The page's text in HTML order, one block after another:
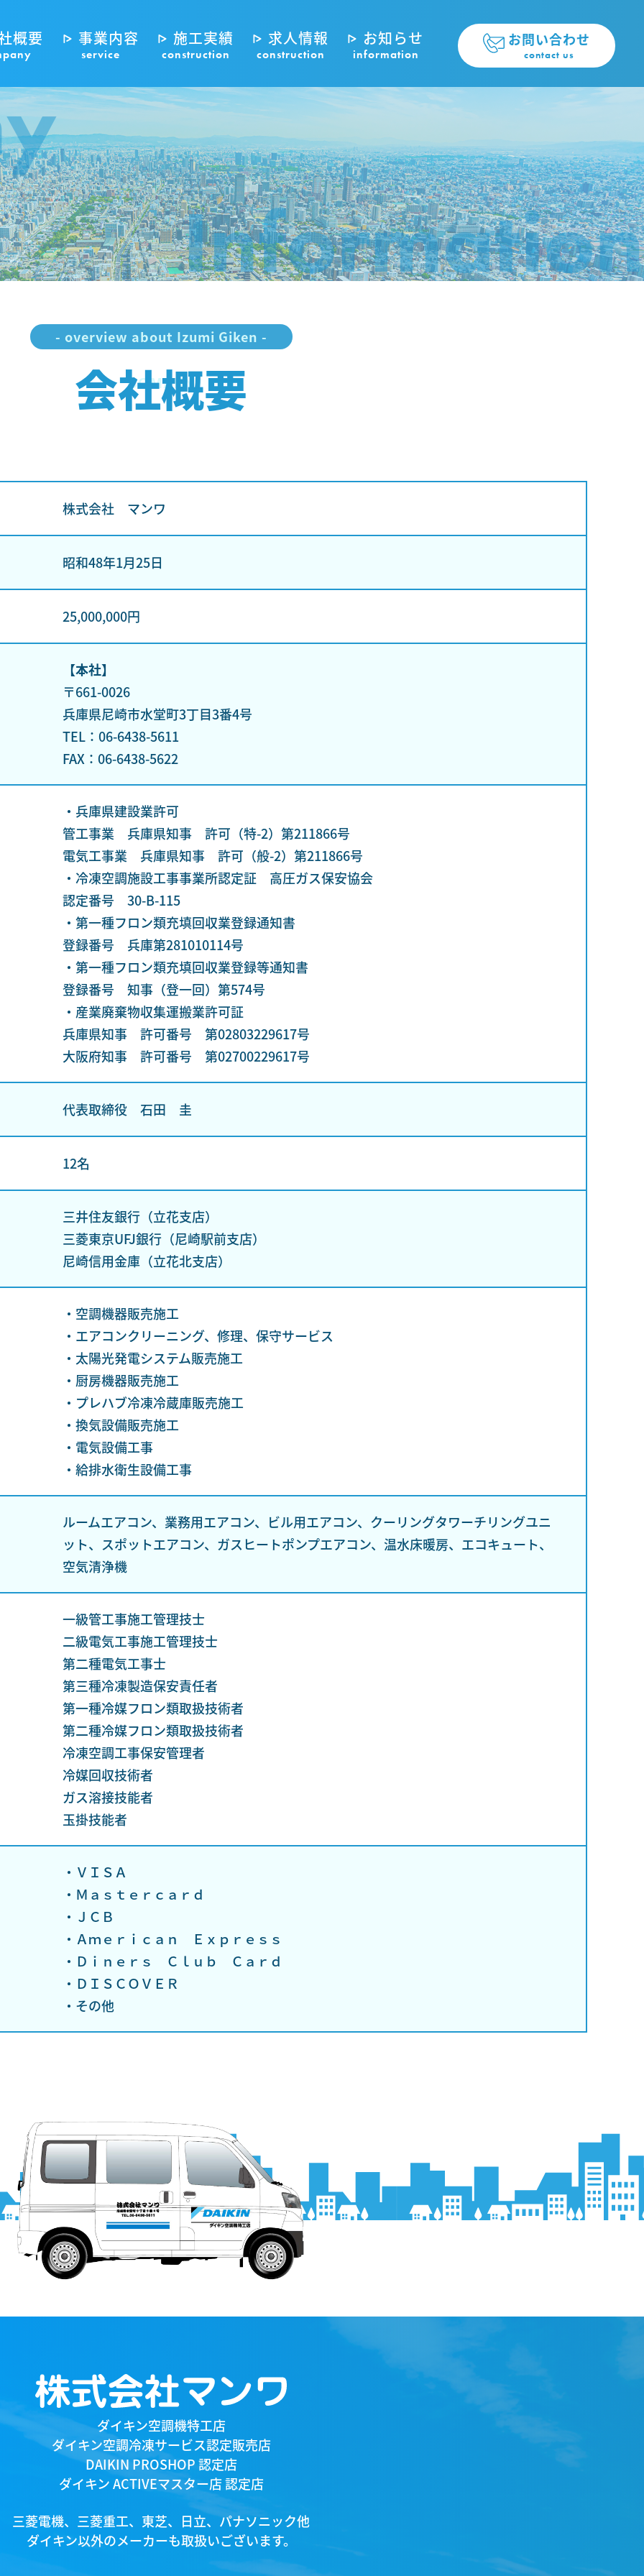
概要 事業内容
service
施工実績
construction
求人情報
construction
お知らせ
information
お問い合わせ
contact us
Information
- overview about Izumi Giken -
会社概要
COMANY
株式会社 マンワ
昭和48年1月25日
25,000,000円
【本社】
〒661-0026
兵庫県尼崎市水堂町3丁目3番4号
TEL：06-6438-5611
FAX：06-6438-5622
・兵庫県建設業許可
管工事業 兵庫県知事 許可（特-2）第211866号
電気工事業 兵庫県知事 許可（般-2）第211866号
・冷凍空調施設工事事業所認定証 高圧ガス保安協会
認定番号 30-B-115
・第一種フロン類充填回収業登録通知書
登録番号 兵庫第281010114号
・第一種フロン類充填回収業登録等通知書
登録番号 知事（登一回）第574号
・産業廃棄物収集運搬業許可証
兵庫県知事 許可番号 第02803229617号
大阪府知事 許可番号 第02700229617号
代表取締役 石田 圭
12名
三井住友銀行（立花支店）
三菱東京UFJ銀行（尼崎駅前支店）
尼崎信用金庫（立花北支店）
・空調機器販売施工
・エアコンクリーニング、修理、保守サービス
・太陽光発電システム販売施工
・厨房機器販売施工
・プレハブ冷凍冷蔵庫販売施工
・換気設備販売施工
・電気設備工事
・給排水衛生設備工事
ルームエアコン、業務用エアコン、ビル用エアコン、クーリングタワーチリングユニ
ット、スポットエアコン、ガスヒートポンプエアコン、温水床暖房、エコキュート、
空気清浄機
一級管工事施工管理技士
二級電気工事施工管理技士
第二種電気工事士
第三種冷凍製造保安責任者
第一種冷媒フロン類取扱技術者
第二種冷媒フロン類取扱技術者
冷凍空調工事保安管理者
冷媒回収技術者
ガス溶接技能者
玉掛技能者
・ＶＩＳＡ
・Ｍａｓｔｅｒｃａｒｄ
・ＪＣＢ
・Ａｍｅｒｉｃａｎ Ｅｘｐｒｅｓｓ
・Ｄｉｎｅｒｓ Ｃｌｕｂ Ｃａｒｄ
・ＤＩＳＣＯＶＥＲ
・その他
ダイキン空調機特工店
ダイキン空調冷凍サービス認定販売店
DAIKIN PROSHOP 認定店
ダイキン ACTIVEマスター店 認定店
三菱電機、三菱重工、東芝、日立、パナソニック他
ダイキン以外のメーカーも取扱いございます。